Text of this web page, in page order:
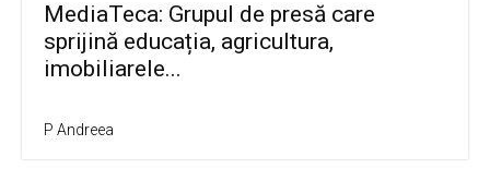
MediaTeca: Grupul de presă care
sprijină educația, agricultura,
imobiliarele...
P Andreea